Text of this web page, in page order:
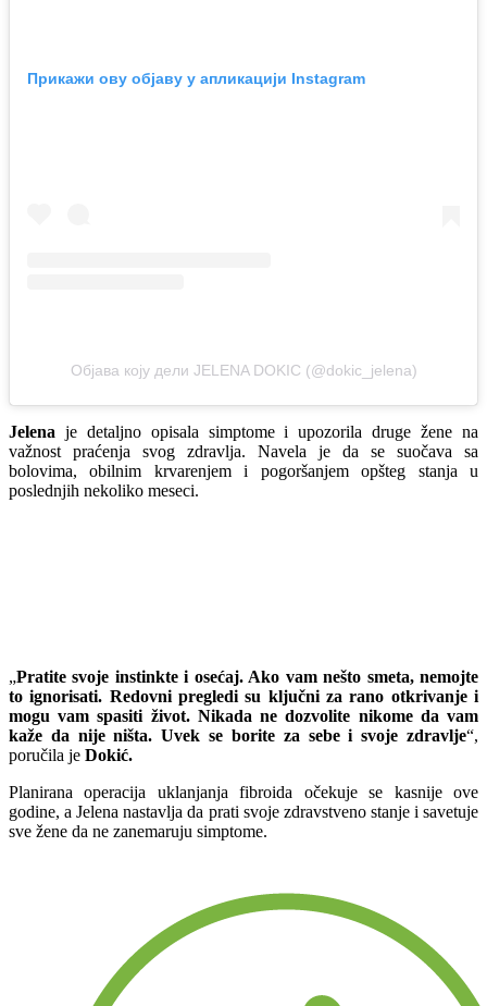
Прикажи ову објаву у апликацији Instagram
Објава коју дели JELENA DOKIC (@dokic_jelena)
Jelena je detaljno opisala simptome i upozorila druge žene na
važnost praćenja svog zdravlja. Navela je da se suočava sa
bolovima, obilnim krvarenjem i pogoršanjem opšteg stanja u
poslednjih nekoliko meseci.
„Pratite svoje instinkte i osećaj. Ako vam nešto smeta, nemojte
to ignorisati. Redovni pregledi su ključni za rano otkrivanje i
mogu vam spasiti život. Nikada ne dozvolite nikome da vam
kaže da nije ništa. Uvek se borite za sebe i svoje zdravlje“,
poručila je Dokić.
Planirana operacija uklanjanja fibroida očekuje se kasnije ove
godine, a Jelena nastavlja da prati svoje zdravstveno stanje i savetuje
sve žene da ne zanemaruju simptome.